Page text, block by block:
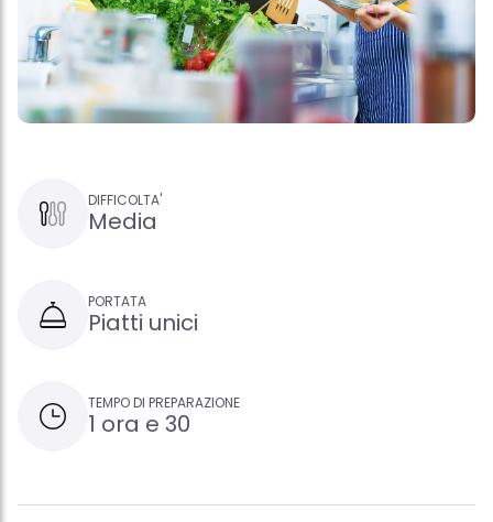
DIFFICOLTA'
Media
PORTATA
Piatti unici
TEMPO DI PREPARAZIONE
1 ora e 30